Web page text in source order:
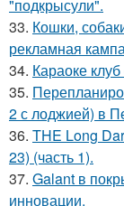
"подкрысули".
33. Кошки,
рекламная
34. Караоке
35.
2 с лоджией) в
36. THE Long
23) (часть 1).
37. Galant в
инновации.